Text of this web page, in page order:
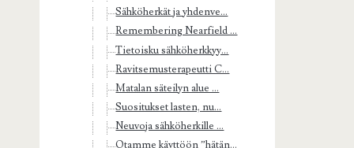
Sähköherkät ja yhdenve...
Remembering Nearfield ...
Tietoisku sähköherkkyy...
Ravitsemusterapeutti C...
Matalan säteilyn alue ...
Suositukset lasten, nu...
Neuvoja sähköherkille ...
Otamme käyttöön ”hätän...